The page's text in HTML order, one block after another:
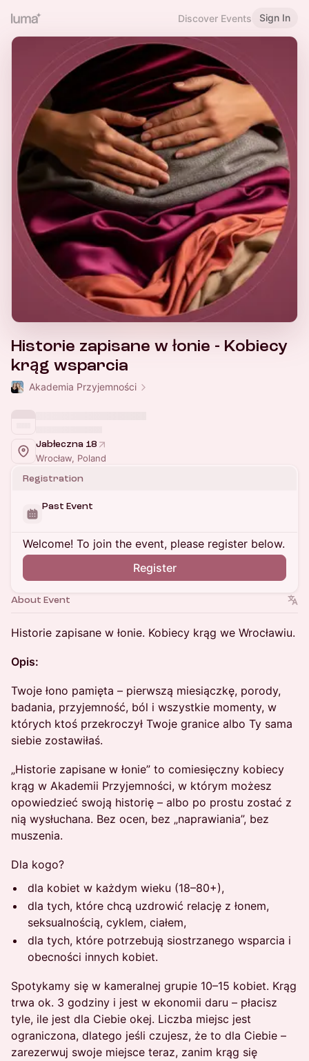
Discover Events Sign In
Historie zapisane w łonie - Kobiecy
krąg wsparcia
Akademia Przyjemności
Jabłeczna 18
Wrocław, Poland
Registration
Past Event
Welcome! To join the event, please register below.
Register
About Event
Historie zapisane w łonie. Kobiecy krąg we Wrocławiu.
Opis:
Twoje łono pamięta – pierwszą miesiączkę, porody,
badania, przyjemność, ból i wszystkie momenty, w
których ktoś przekroczył Twoje granice albo Ty sama
siebie zostawiłaś.
„Historie zapisane w łonie” to comiesięczny kobiecy
krąg w Akademii Przyjemności, w którym możesz
opowiedzieć swoją historię – albo po prostu zostać z
nią wysłuchana. Bez ocen, bez „naprawiania”, bez
muszenia.
Dla kogo?
dla kobiet w każdym wieku (18–80+),
dla tych, które chcą uzdrowić relację z łonem,
seksualnością, cyklem, ciałem,
dla tych, które potrzebują siostrzanego wsparcia i
obecności innych kobiet.
Spotykamy się w kameralnej grupie 10–15 kobiet. Krąg
trwa ok. 3 godziny i jest w ekonomii daru – płacisz
tyle, ile jest dla Ciebie okej. Liczba miejsc jest
ograniczona, dlatego jeśli czujesz, że to dla Ciebie –
zarezerwuj swoje miejsce teraz, zanim krąg się